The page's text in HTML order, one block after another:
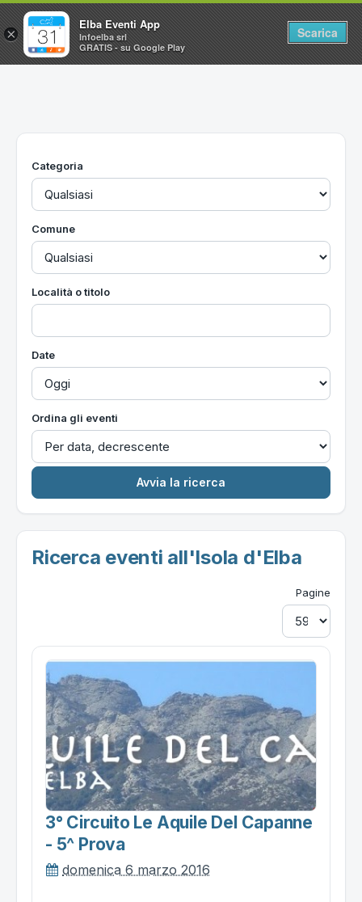
Home
Utilità
Categoria
Comune
Località o titolo
Date
Ordina gli eventi
Ricerca eventi all'Isola d'Elba
Pagine
3° Circuito Le Aquile Del Capanne
- 5^ Prova
domenica 6 marzo 2016
×
Elba Eventi App
Infoelba srl
GRATIS - su Google Play
Scarica